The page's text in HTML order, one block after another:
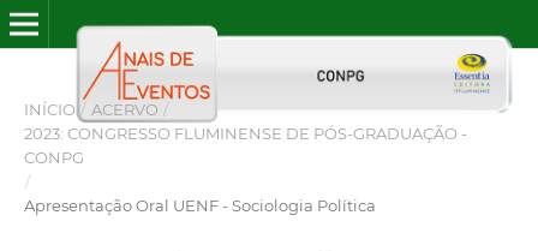
INÍCIO / ACERVO /
2023: CONGRESSO FLUMINENSE DE PÓS-GRADUAÇÃO -
CONPG
/
Apresentação Oral UENF - Sociologia Política